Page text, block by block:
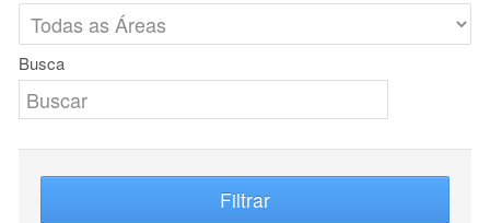
Busca
Filtrar